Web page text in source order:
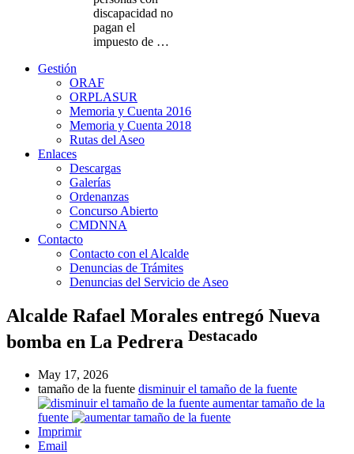
discapacidad no
pagan el
impuesto de …
Gestión
ORAF
ORPLASUR
Memoria y Cuenta 2016
Memoria y Cuenta 2018
Rutas del Aseo
Enlaces
Descargas
Galerías
Ordenanzas
Concurso Abierto
CMDNNA
Contacto
Contacto con el Alcalde
Denuncias de Trámites
Denuncias del Servicio de Aseo
Alcalde Rafael Morales entregó Nueva
bomba en La Pedrera Destacado
May 17, 2026
tamaño de la fuente disminuir el tamaño de la fuente
aumentar tamaño de la
fuente
Imprimir
Email